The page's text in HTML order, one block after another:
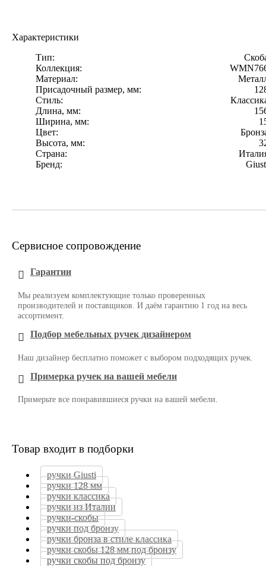
Характеристики
Тип:
Коллекция:
Материал:
Присадочный размер, мм:
Стиль:
Длина, мм:
Ширина, мм:
Цвет:
Высота, мм:
Страна:
Бренд:
Сервисное сопровождение
Гарантии
Мы реализуем комплектующие только проверенных
производителей и поставщиков. И даём гарантию 1 год на весь
ассортимент.
Подбор мебельных ручек дизайнером
Наш дизайнер бесплатно поможет с выбором подходящих ручек.
Примерка ручек на вашей мебели
Примерьте все понравившиеся ручки на вашей мебели.
Товар входит в подборки
ручки Giusti
ручки 128 мм
ручки классика
ручки из Италии
ручки-скобы
ручки под бронзу
ручки бронза в стиле классика
ручки скобы 128 мм под бронзу
ручки скобы под бронзу